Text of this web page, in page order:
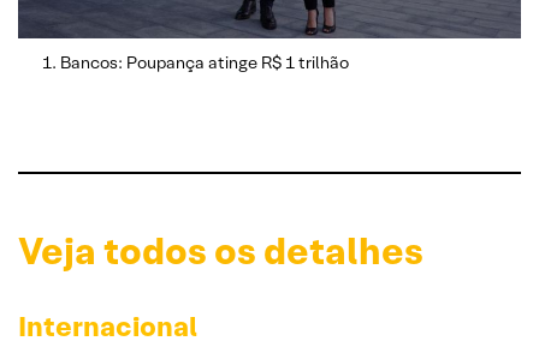
Bancos: Poupança atinge R$ 1 trilhão
Veja todos os detalhes
Internacional